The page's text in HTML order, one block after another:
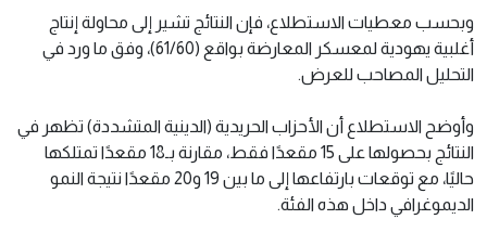
وبحسب معطيات الاستطلاع، فإن النتائج تشير إلى محاولة إنتاج
أغلبية يهودية لمعسكر المعارضة بواقع (61/60)، وفق ما ورد في
التحليل المصاحب للعرض.
وأوضح الاستطلاع أن الأحزاب الحريدية (الدينية المتشددة) تظهر في
النتائج بحصولها على 15 مقعدًا فقط، مقارنة بـ18 مقعدًا تمتلكها
حاليًا، مع توقعات بارتفاعها إلى ما بين 19 و20 مقعدًا نتيجة النمو
الديموغرافي داخل هذه الفئة.